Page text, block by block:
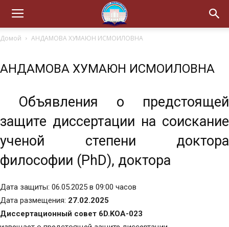
Домой АНДАМОВА ХУМАЮН ИСМОИЛОВНА
АНДАМОВА ХУМАЮН ИСМОИЛОВНА
Объявления о предстоящей
защите диссертации на соискание
ученой степени доктора
философии (РhD), доктора
Дата защиты: 06.05.2025 в 09:00 часов
Дата размещения: 27.02.2025
Диссертационный совет 6D.KOA-023